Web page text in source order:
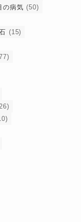
の病気 (50)
(15)